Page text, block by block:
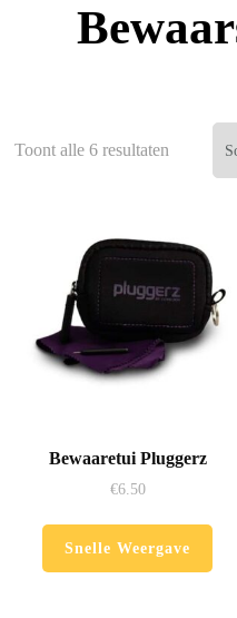
Toont alle 6 resultaten
nieuwste
Bewaaretui Pluggerz
€6.50
Snelle Weergave